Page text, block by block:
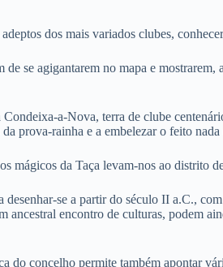
dos mais variados clubes,
se agigantarem no mapa e
a-Nova, terra de clube
prova-rainha e a embelezar o feito
mágicos da Taça levam-nos ao distrito
desenhar-se a partir do século II a.C.,
ancestral encontro de culturas, podem
do concelho permite também apontar